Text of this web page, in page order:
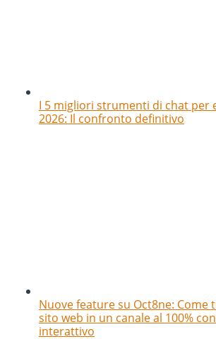
I 5 migliori strumenti di chat per
2026: Il confronto definitivo
Nuove feature su Oct8ne:
sito web in un canale al 100%
interattivo